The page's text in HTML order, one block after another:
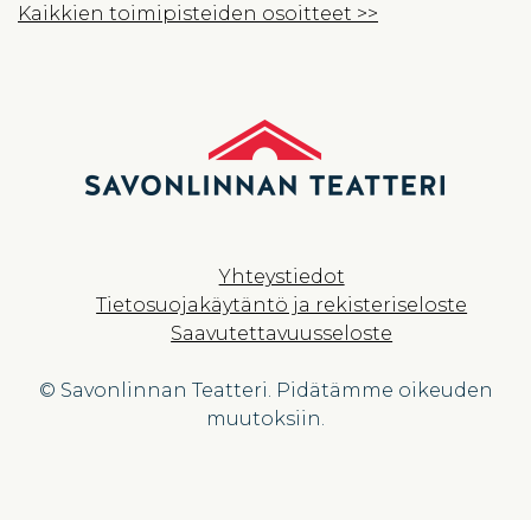
Kaikkien toimipisteiden osoitteet >>
Yhteystiedot
Tietosuojakäytäntö ja rekisteriseloste
Saavutettavuusseloste
© Savonlinnan Teatteri. Pidätämme oikeuden
muutoksiin.